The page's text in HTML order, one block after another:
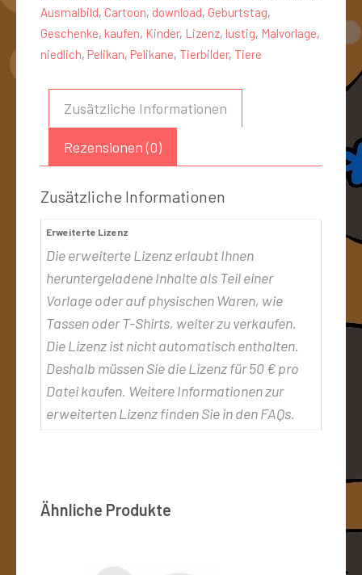
Ausmalbild, Cartoon, download, Geburtstag,
Geschenke, kaufen, Kinder, Lizenz, lustig, Malvorlage,
niedlich, Pelikan, Pelikane, Tierbilder, Tiere
Zusätzliche Informationen
Rezensionen (0)
Zusätzliche Informationen
Erweiterte Lizenz
Die erweiterte Lizenz erlaubt Ihnen
heruntergeladene Inhalte als Teil einer
Vorlage oder auf physischen Waren, wie
Tassen oder T-Shirts, weiter zu verkaufen.
Die Lizenz ist nicht automatisch enthalten.
Deshalb müssen Sie die Lizenz für 50 € pro
Datei kaufen. Weitere Informationen zur
erweiterten Lizenz finden Sie in den FAQs.
Ähnliche Produkte